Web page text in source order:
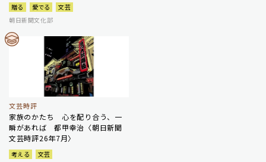
贈る 愛でる
文芸
朝日新聞文化部
文芸時評
家族のかたち 心を配り合う、一
瞬があれば 都甲幸治〈朝日新聞
文芸時評26年7月〉
考える
文芸